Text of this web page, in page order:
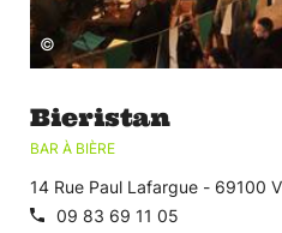
©
Bieristan
BAR À BIÈRE
14 Rue Paul Lafargue - 69100
09 83 69 11 05